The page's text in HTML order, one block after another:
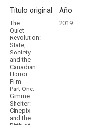
Título original
The
Quiet
Revolution:
State,
Society
and the
Canadian
Horror
Film -
Part One:
Gimme
Shelter:
Cinepix
and the
Año
2019